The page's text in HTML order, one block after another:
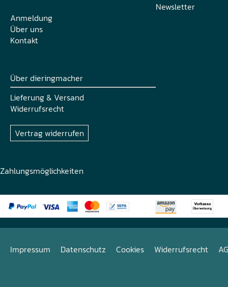
Newsletter
Anmeldung
Über uns
Kontakt
Über dieringmacher
Lieferung & Versand
Widerrufsrecht
Vertrag widerrufen
Zahlungsmöglichkeiten
Impressum Datenschutz Cookies Widerrufsrecht